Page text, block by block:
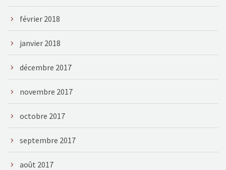
février 2018
janvier 2018
décembre 2017
novembre 2017
octobre 2017
septembre 2017
août 2017